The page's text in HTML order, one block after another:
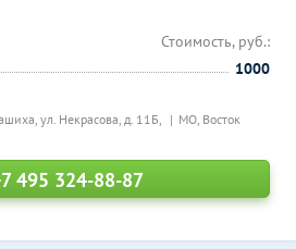
ул. Некрасова, д. 11Б, МО, Восток
Стоимость, руб.:
1000
495 324-88-87